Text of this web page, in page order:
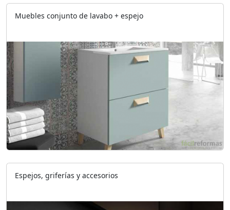
Muebles conjunto de lavabo + espejo
Espejos, griferías y accesorios